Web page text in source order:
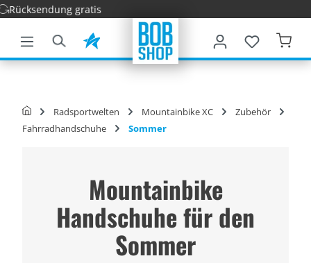
springen
Radsportwelten Mountainbike XC
Zubehör
Fahrradhandschuhe
Sommer
Mountainbike
Handschuhe für den
Sommer